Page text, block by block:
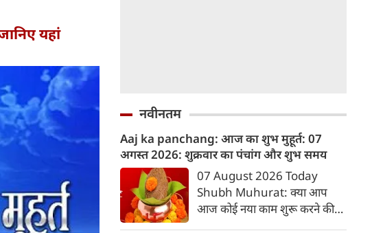
यहां
नवीनतम
Aaj ka panchang: आज का शुभ मुहूर्त: 07
अगस्‍त 2026: शुक्रवार का पंचांग और शुभ समय
07 August 2026 Today
Shubh Muhurat: क्या आप
आज कोई नया काम शुरू करने की